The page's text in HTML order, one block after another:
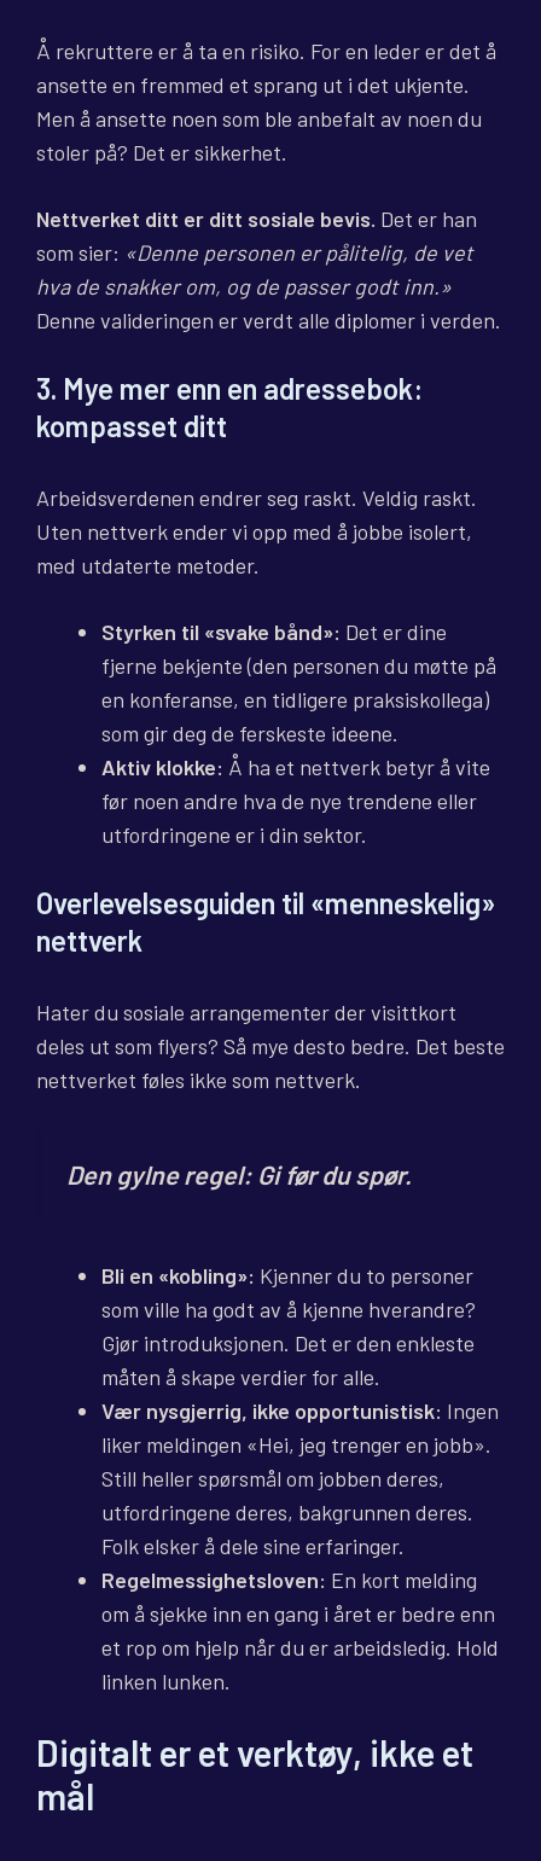
Å rekruttere er å ta en risiko. For en leder er det å
ansette en fremmed et sprang ut i det ukjente.
Men å ansette noen som ble anbefalt av noen du
stoler på? Det er sikkerhet.
Nettverket ditt er ditt sosiale bevis. Det er han
som sier: «Denne personen er pålitelig, de vet
hva de snakker om, og de passer godt inn.»
Denne valideringen er verdt alle diplomer i verden.
3. Mye mer enn en adressebok:
kompasset ditt
Arbeidsverdenen endrer seg raskt. Veldig raskt.
Uten nettverk ender vi opp med å jobbe isolert,
med utdaterte metoder.
Styrken til «svake bånd»: Det er dine
fjerne bekjente (den personen du møtte på
en konferanse, en tidligere praksiskollega)
som gir deg de ferskeste ideene.
Aktiv klokke: Å ha et nettverk betyr å vite
før noen andre hva de nye trendene eller
utfordringene er i din sektor.
Overlevelsesguiden til «menneskelig»
nettverk
Hater du sosiale arrangementer der visittkort
deles ut som flyers? Så mye desto bedre. Det beste
nettverket føles ikke som nettverk.
Den gylne regel: Gi før du spør.
Bli en «kobling»: Kjenner du to personer
som ville ha godt av å kjenne hverandre?
Gjør introduksjonen. Det er den enkleste
måten å skape verdier for alle.
Vær nysgjerrig, ikke opportunistisk: Ingen
liker meldingen «Hei, jeg trenger en jobb».
Still heller spørsmål om jobben deres,
utfordringene deres, bakgrunnen deres.
Folk elsker å dele sine erfaringer.
Regelmessighetsloven: En kort melding
om å sjekke inn en gang i året er bedre enn
et rop om hjelp når du er arbeidsledig. Hold
linken lunken.
Digitalt er et verktøy, ikke et
mål